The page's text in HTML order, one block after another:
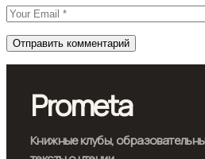
Prometa
Книжные клубы,